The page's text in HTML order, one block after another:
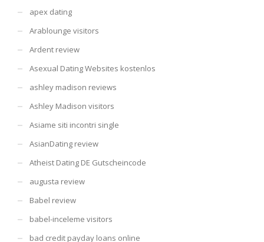
apex dating
Arablounge visitors
Ardent review
Asexual Dating Websites kostenlos
ashley madison reviews
Ashley Madison visitors
Asiame siti incontri single
AsianDating review
Atheist Dating DE Gutscheincode
augusta review
Babel review
babel-inceleme visitors
bad credit payday loans online